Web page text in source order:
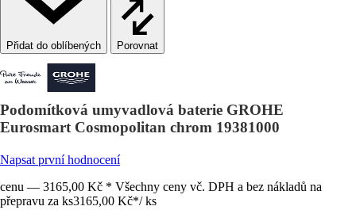
Porovnat
Podomítková umyvadlová baterie GROHE
Eurosmart Cosmopolitan chrom 19381000
Napsat první hodnocení
cenu — 3165,00 Kč * Všechny ceny vč. DPH a bez nákladů na
přepravu za ks3165,00 Kč*/ ks